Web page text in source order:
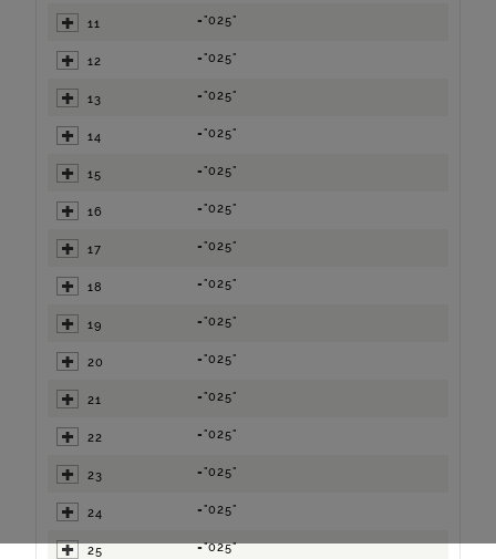
11 ="025"
12 ="025"
13 ="025"
14 ="025"
15 ="025"
16 ="025"
17 ="025"
18 ="025"
19 ="025"
20 ="025"
21 ="025"
22 ="025"
23 ="025"
24 ="025"
25 ="025"